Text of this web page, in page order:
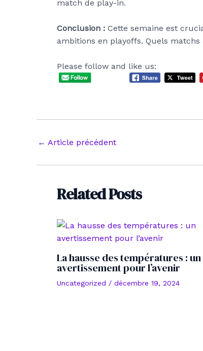
match de play-in.
Conclusion : Cette semaine est
ambitions en playoffs. Quels
Please follow and like us:
Navigation
articles
← Article précédent
Related Posts
La hausse des températures : un
avertissement pour l’avenir
Uncategorized / décembre 19, 2024